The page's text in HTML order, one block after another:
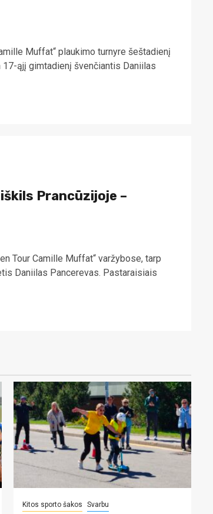
Muffat“ plaukimo turnyre šeštadienį
ąjį gimtadienį švenčiantis Daniilas
Prancūzijoje –
Tour Camille Muffat“ varžybose, tarp
Daniilas Pancerevas. Pastaraisiais
Kitos sporto šakos Svarbu